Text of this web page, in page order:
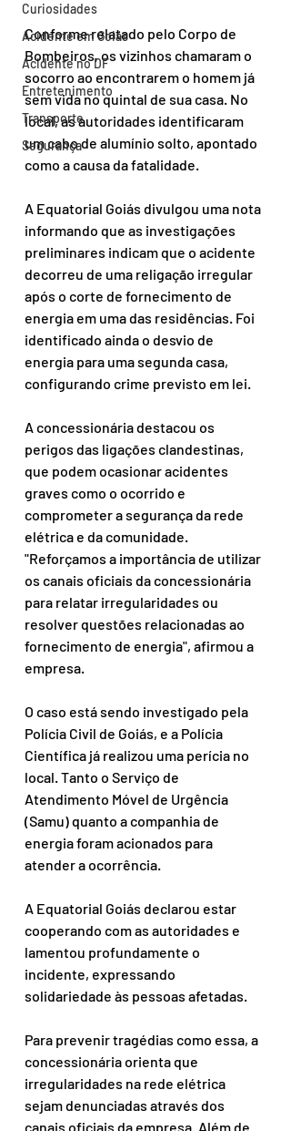
Curiosidades
Acidente em Goiás
Acidente no DF
Entretenimento
Transporte
Segurança
Conforme relatado pelo Corpo de
Bombeiros, os vizinhos chamaram o
socorro ao encontrarem o homem já
sem vida no quintal de sua casa. No
local, as autoridades identificaram
um cabo de alumínio solto, apontado
como a causa da fatalidade.
A Equatorial Goiás divulgou uma nota
informando que as investigações
preliminares indicam que o acidente
decorreu de uma religação irregular
após o corte de fornecimento de
energia em uma das residências. Foi
identificado ainda o desvio de
energia para uma segunda casa,
configurando crime previsto em lei.
A concessionária destacou os
perigos das ligações clandestinas,
que podem ocasionar acidentes
graves como o ocorrido e
comprometer a segurança da rede
elétrica e da comunidade.
"Reforçamos a importância de utilizar
os canais oficiais da concessionária
para relatar irregularidades ou
resolver questões relacionadas ao
fornecimento de energia", afirmou a
empresa.
O caso está sendo investigado pela
Polícia Civil de Goiás, e a Polícia
Científica já realizou uma perícia no
local. Tanto o Serviço de
Atendimento Móvel de Urgência
(Samu) quanto a companhia de
energia foram acionados para
atender a ocorrência.
A Equatorial Goiás declarou estar
cooperando com as autoridades e
lamentou profundamente o
incidente, expressando
solidariedade às pessoas afetadas.
Para prevenir tragédias como essa, a
concessionária orienta que
irregularidades na rede elétrica
sejam denunciadas através dos
canais oficiais da empresa. Além de